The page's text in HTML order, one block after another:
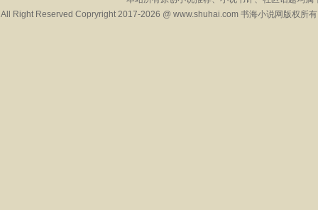
All Right Reserved Copryright 2017-2026 @ www.shuhai.com 书海小说网版权所